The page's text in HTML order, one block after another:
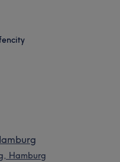
Hamburg